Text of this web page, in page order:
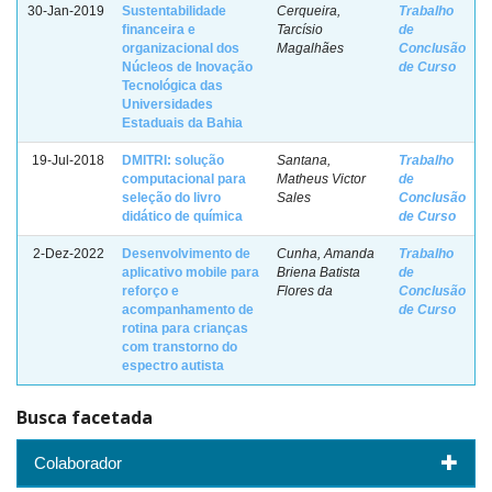
30-Jan-2019
Sustentabilidade
financeira e
organizacional dos
Núcleos de Inovação
Tecnológica das
Universidades
Estaduais da Bahia
Cerqueira,
Tarcísio
Magalhães
Trabalho
de
Conclusão
de Curso
19-Jul-2018
DMITRI: solução
computacional para
seleção do livro
didático de química
Santana,
Matheus Victor
Sales
Trabalho
de
Conclusão
de Curso
2-Dez-2022
Desenvolvimento de
aplicativo mobile para
reforço e
acompanhamento de
rotina para crianças
com transtorno do
espectro autista
Cunha, Amanda
Briena Batista
Flores da
Trabalho
de
Conclusão
de Curso
Busca facetada
Colaborador